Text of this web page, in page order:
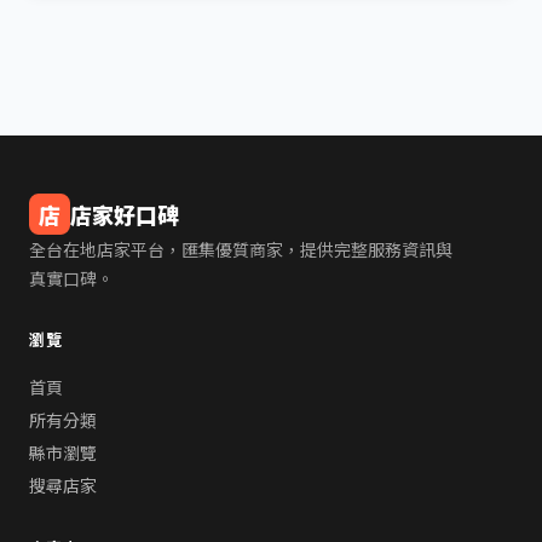
店 店家好口碑
全台在地店家平台，匯集優質商家，提供完整服務資訊與
真實口碑。
瀏覽
首頁
所有分類
縣市瀏覽
搜尋店家